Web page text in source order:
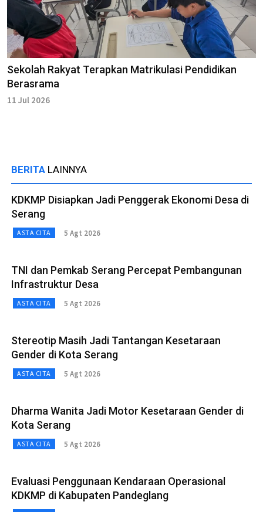
Sekolah Rakyat Terapkan Matrikulasi Pendidikan
Berasrama
11 Jul 2026
BERITA LAINNYA
KDKMP Disiapkan Jadi Penggerak Ekonomi Desa di
Serang
ASTA CITA 5 Agt 2026
TNI dan Pemkab Serang Percepat Pembangunan
Infrastruktur Desa
ASTA CITA 5 Agt 2026
Stereotip Masih Jadi Tantangan Kesetaraan
Gender di Kota Serang
ASTA CITA 5 Agt 2026
Dharma Wanita Jadi Motor Kesetaraan Gender di
Kota Serang
ASTA CITA 5 Agt 2026
Evaluasi Penggunaan Kendaraan Operasional
KDKMP di Kabupaten Pandeglang